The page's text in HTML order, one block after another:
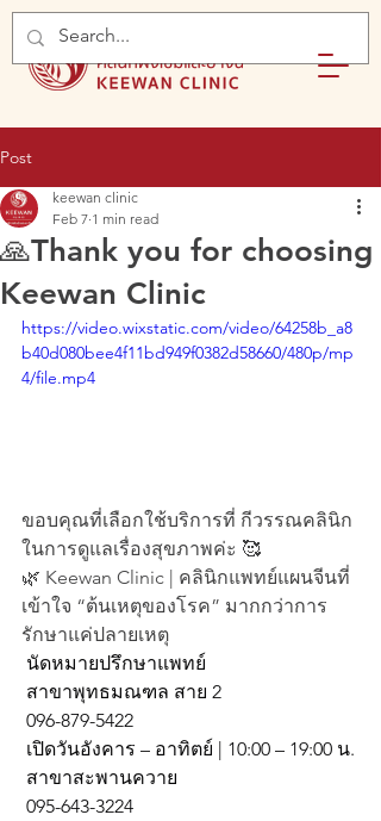
Post
🙏Thank you for choosing
Keewan Clinic
keewan clinic
Feb 7 1 min read
https://video.wixstatic.com/video/64258b_a8
b40d080bee4f11bd949f0382d58660/480p/mp
4/file.mp4
ขอบคุณที่เลือกใช้บริการที่ กีวรรณคลินิก
ในการดูแลเรื่องสุขภาพค่ะ 🥰
🌿 Keewan Clinic | คลินิกแพทย์แผนจีนที่
เข้าใจ “ต้นเหตุของโรค” มากกว่าการ
รักษาแค่ปลายเหตุ
นัดหมายปรึกษาแพทย์
สาขาพุทธมณฑล สาย 2
096-879-5422
เปิดวันอังคาร – อาทิตย์ | 10:00 – 19:00 น.
สาขาสะพานควาย
095-643-3224